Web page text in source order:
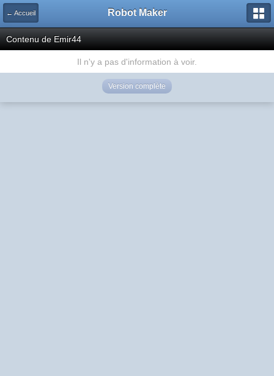
← Accueil Robot Maker
Contenu de Emir44
Il n'y a pas d'information à voir.
Version complète